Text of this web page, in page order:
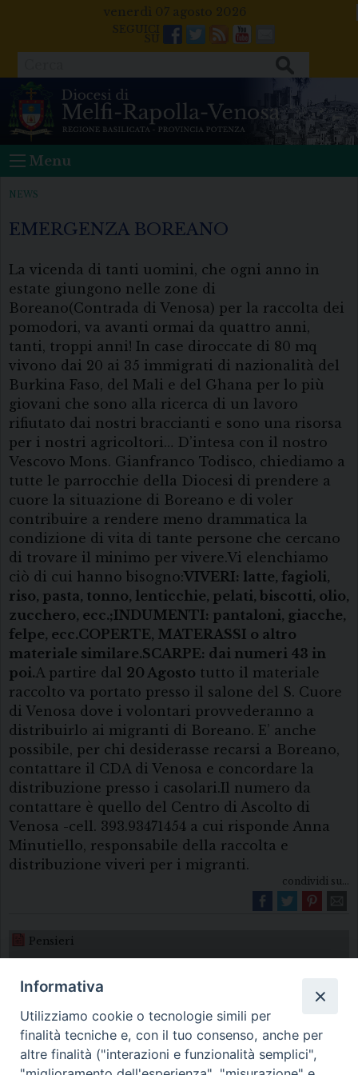
venerdì 07 agosto 2026
Facebook
Twitter
FeedsYoutube
Mail
Menu
NEWS
EMERGENZA BOREANO
La vicenda di tanti uomini, che ogni anno in
estate giungono nelle zone di
Boreano(Contrada di Venosa) per la raccolta dei
pomodori, va avanti ormai da quattro anni,
tanti, troppi anni! In case diroccate di 80 mq
vivono dai 20 ai 35 immigrati di nazionalità del
Burkina Faso, del Mali e del Ghana per lo più
giovani che sono alla ricerca di un lavoro
rifiutato dai nostri braccianti e sono una risorsa
per i nostri agricoltori… D’intesa con il nostro
Vescovo Mons. Gianfranco Todisco, chiediamo a
tutte le parrocchie della Diocesi di prendere a
cuore la situazione di Boreano e di voler
contribuire a rendere meno drammatica la
condizione di vita di tante persone che cercano
di trovare il minimo per vivere.Vi elenchiamo
ciò di cui hanno bisogno:VIVERI: latte, fagioli,
riso, pasta, tonno, lenticchie, pelati, biscotti, olio,
zucchero, ecc.;INDUMENTI: pantaloni, giacche,
felpe, ecc.COPERTE, MATERASSI o altro
materiale similare.SCARPE: dai numeri 43 in
poi.A partire dal 20 Agosto tutto il materiale
raccolto va portato presso il salone del S. Cuore
di Venosa dove i volontari provvederanno a
distribuirlo ai migranti di Boreano. E’ anche
possibile, per chi desiderasse recarsi a Boreano,
contattare il CDA di Venosa e concordare la
distribuzione presso i casolari.Il numero da
contattare è quello del Centro di Ascolto di
Venosa -cell. 393.93471454 a cui risponde Anna
Minutiello, responsabile della raccolta e
distribuzione viveri per i migranti.
condividi su...
Pensieri
Informativa
Utilizziamo cookie o tecnologie simili per
finalità tecniche e, con il tuo consenso, anche per
altre finalità ("interazioni e funzionalità semplici",